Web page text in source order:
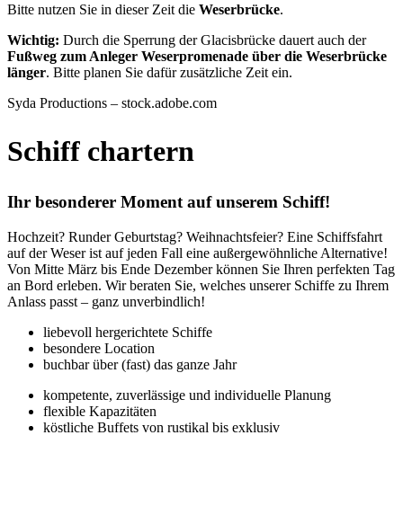
Bitte nutzen Sie in dieser Zeit die Weserbrücke.
Wichtig: Durch die Sperrung der Glacisbrücke dauert auch der
Fußweg zum Anleger Weserpromenade über die Weserbrücke
länger. Bitte planen Sie dafür zusätzliche Zeit ein.
Syda Productions – stock.adobe.com
Schiff chartern
Ihr besonderer Moment auf unserem Schiff!
Hochzeit? Runder Geburtstag? Weihnachtsfeier? Eine Schiffsfahrt
auf der Weser ist auf jeden Fall eine außergewöhnliche Alternative!
Von Mitte März bis Ende Dezember können Sie Ihren perfekten Tag
an Bord erleben. Wir beraten Sie, welches unserer Schiffe zu Ihrem
Anlass passt – ganz unverbindlich!
liebevoll hergerichtete Schiffe
besondere Location
buchbar über (fast) das ganze Jahr
kompetente, zuverlässige und individuelle Planung
flexible Kapazitäten
köstliche Buffets von rustikal bis exklusiv